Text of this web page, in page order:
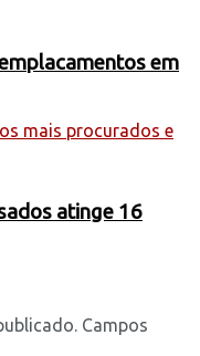
em
atinge 16
Campos